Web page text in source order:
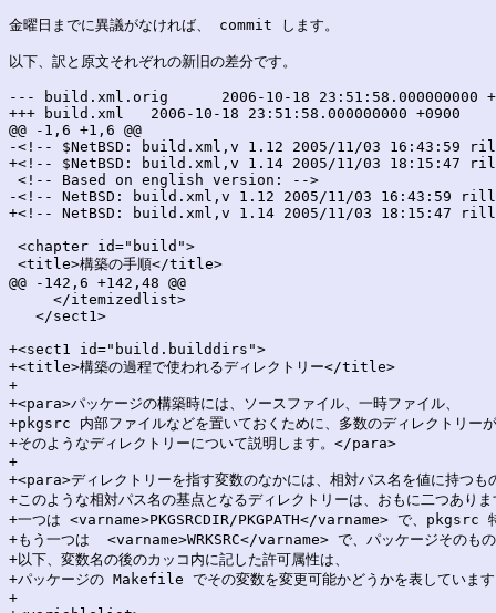
金曜日までに異議がなければ、 commit します。
以下、訳と原文それぞれの新旧の差分です。
--- build.xml.orig	2006-10-18 23:51:58.000000000 +0900
+++ build.xml	2006-10-18 23:51:58.000000000 +0900
@@ -1,6 +1,6 @@
-<!-- $NetBSD: build.xml,v 1.12 2005/11/03 16:43:59
+<!-- $NetBSD: build.xml,v 1.14 2005/11/03 18:15:47
<!-- Based on english version: -->
-<!-- NetBSD: build.xml,v 1.12 2005/11/03 16:43:59
+<!-- NetBSD: build.xml,v 1.14 2005/11/03 18:15:47
<chapter id="build">
<title>構築の手順</title>
@@ -142,6 +142,48 @@
     </itemizedlist>
   </sect1>
+<sect1 id="build.builddirs">
+<title>構築の過程で使われるディレクトリー</title>
+
+<para>パッケージの構築時には、ソースファイル、一時ファイル、
+pkgsrc 内部ファイルなどを置いておくために、多数のディレクトリー
+そのようなディレクトリーについて説明します。</para>
+
+<para>ディレクトリーを指す変数のなかには、相対パス名を値に持つも
+このような相対パス名の基点となるディレクトリーは、おもに二つありま
+一つは <varname>PKGSRCDIR/PKGPATH</varname> で、pkgsrc
+もう一つは  <varname>WRKSRC</varname> で、パッケージそのも
+以下、変数名の後のカッコ内に記した許可属性は、
+パッケージの Makefile でその変数を変更可能かどうかを表していま
+